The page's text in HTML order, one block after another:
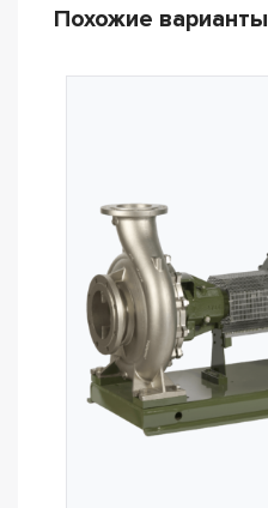
Похожие варианты